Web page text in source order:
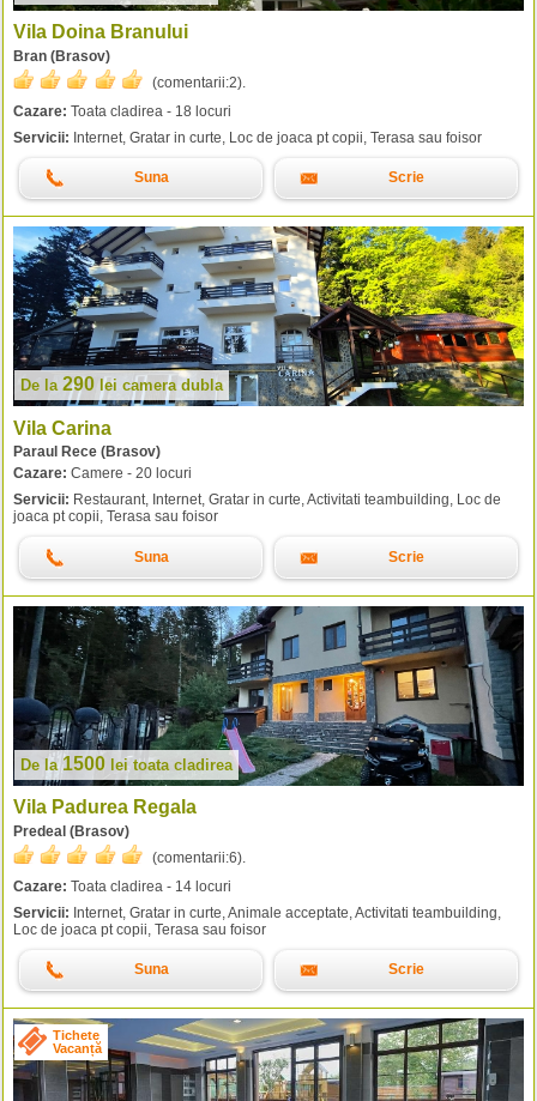
Vila Doina Branului
Bran (Brasov)
(comentarii:2).
Cazare: Toata cladirea - 18 locuri
Servicii: Internet, Gratar in curte, Loc de joaca pt copii, Terasa sau foisor
Suna Scrie
De la 290 lei camera dubla
Vila Carina
Paraul Rece (Brasov)
Cazare: Camere - 20 locuri
Servicii: Restaurant, Internet, Gratar in curte, Activitati teambuilding, Loc de
joaca pt copii, Terasa sau foisor
Suna Scrie
De la 1500 lei toata cladirea
Vila Padurea Regala
Predeal (Brasov)
(comentarii:6).
Cazare: Toata cladirea - 14 locuri
Servicii: Internet, Gratar in curte, Animale acceptate, Activitati teambuilding,
Loc de joaca pt copii, Terasa sau foisor
Suna Scrie
Tichete
Vacanță